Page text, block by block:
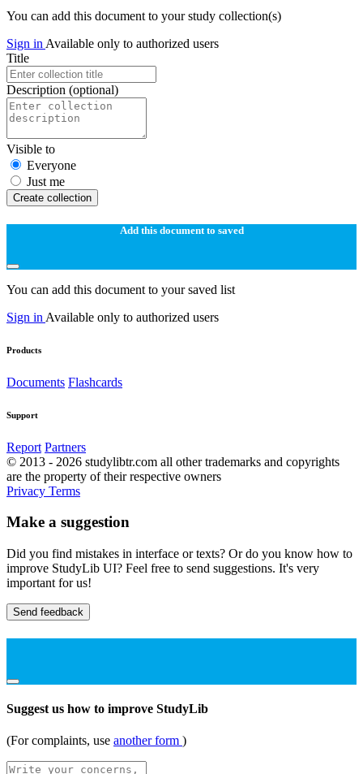
You can add this document to your study collection(s)
Sign in Available only to authorized users
Title
Description (optional)
Visible to
Everyone
Just me
Create collection
Add this document to saved
You can add this document to your saved list
Sign in Available only to authorized users
Products
Documents Flashcards
Support
Report Partners
© 2013 - 2026 studylibtr.com all other trademarks and copyrights
are the property of their respective owners
Privacy Terms
Make a suggestion
Did you find mistakes in interface or texts? Or do you know how to
improve StudyLib UI? Feel free to send suggestions. It's very
important for us!
Send feedback
Suggest us how to improve StudyLib
(For complaints, use another form )